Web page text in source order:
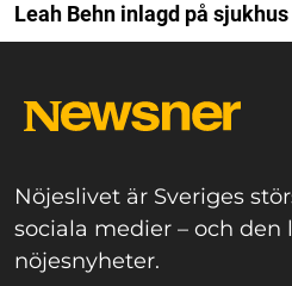
Leah Behn inlagd på sjukhus
Nöjeslivet är Sveriges
sociala medier – och den
nöjesnyheter.